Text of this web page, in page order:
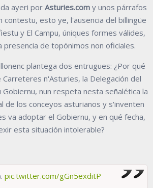
ayeri por Asturies.com y unos párrafos
contestu, esto ye, l'ausencia del billingüe
y El Campu, úniques formes válides,
presencia de topónimos non oficiales.
plantega dos entrugues: ¿Por qué
Carreteres n'Asturies, la Delegación del
nun respeta nesta señalética la
de los conceyos asturianos y s'inventen
va adoptar el Gobiernu, y en qué fecha,
esta situación intolerable?
pic.twitter.com/gGn5exditP